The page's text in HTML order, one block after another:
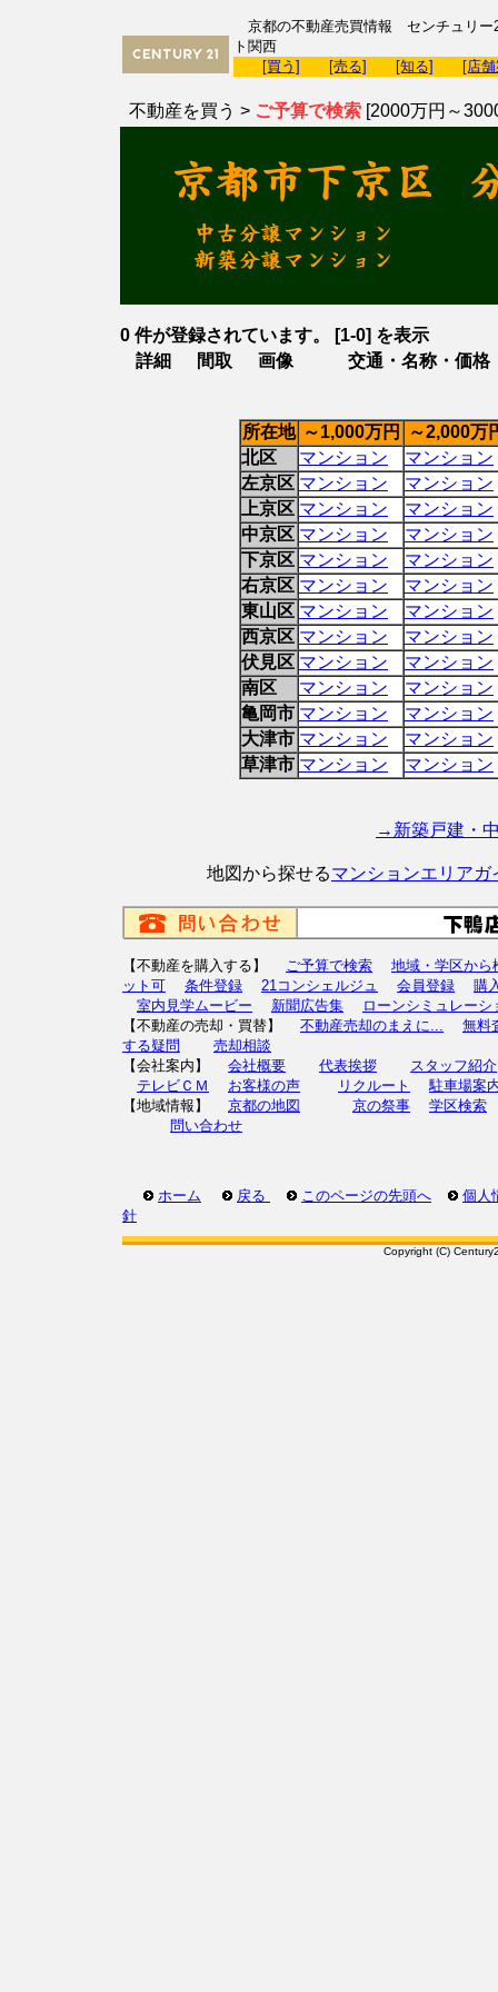
京都の不動産売買情報 センチュリー
ト関西
[買う]
[売る] [知る] [店
不動産を買う > ご予算で検索 [2000万円～
0 件が登録されています。 [1-0] を表示
詳細
間取 画像 交通・名称・価格
所在地 ～1,000万円
～2,000万
北区
マンション
マンション
左京区 マンション
マンション
上京区 マンション
マンション
中京区 マンション
マンション
下京区 マンション
マンション
右京区 マンション
マンション
東山区 マンション
マンション
西京区 マンション
マンション
伏見区 マンション
マンション
南区
マンション
マンション
亀岡市 マンション
マンション
大津市 マンション
マンション
草津市 マンション マンション
→新築戸建・
地図から探せるマンションエリアガ
【不動産を購入する】 ご予算で検索
地域・学区から
ット可
条件登録 21コンシェルジュ 会員登録
購
室内見学ムービー
新聞広告集
ローンシミュレーシ
【不動産の売却・買替】 不動産売却のまえに...
無料
する疑問
売却相談
【会社案内】 会社概要 代表挨拶
スタッフ紹介
テレビＣＭ
お客様の声 リクルート
駐車場案
【地域情報】 京都の地図 京の祭事
学区検索
問い合わせ
ホーム 戻る このページの先頭へ
個人
針
Copyright (C)